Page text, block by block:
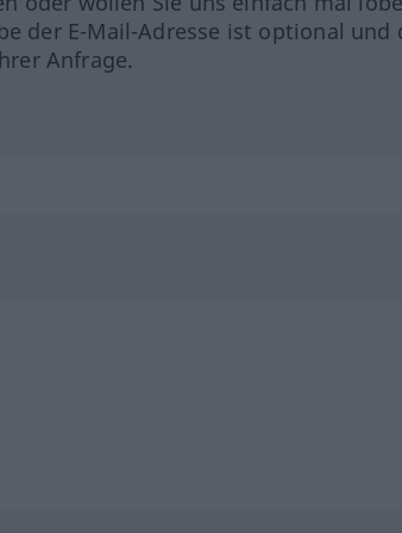
der E-Mail-Adresse ist optional und
Anfrage.